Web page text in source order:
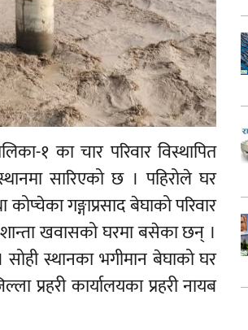
१ का चार परिवार विस्थापित
सारिएको छ । पहिरोले घर
गङ्गाप्रसाद बेघाको परिवार
खवासको घरमा बसेका छन् ।
सोही स्थानका भगीमान बेघाको घर
प्रहरी कार्यालयका प्रहरी नायब